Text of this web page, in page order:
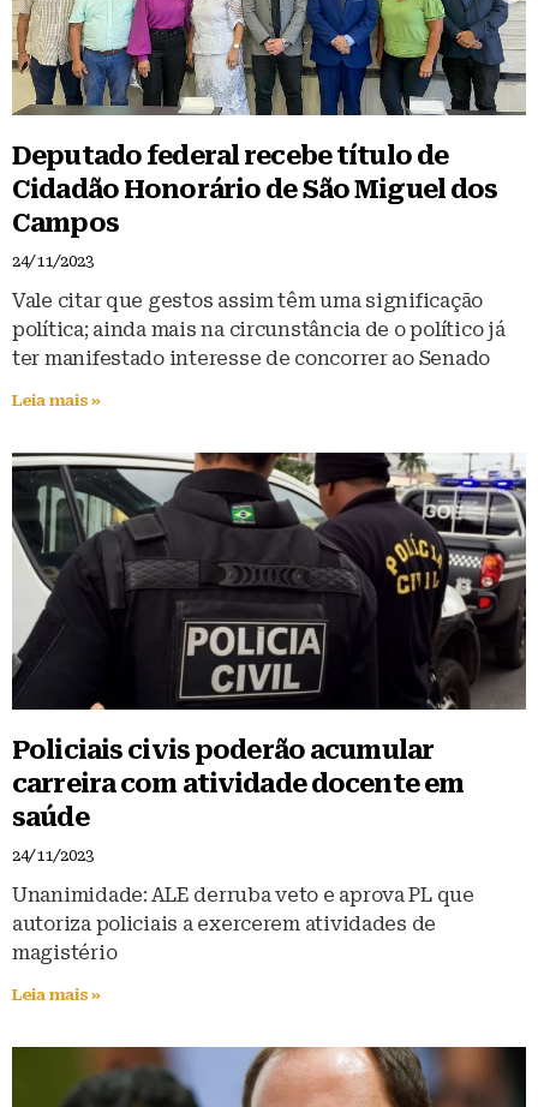
Deputado federal recebe título de
Cidadão Honorário de São Miguel dos
Campos
24/11/2023
Vale citar que gestos assim têm uma significação
política; ainda mais na circunstância de o político já
ter manifestado interesse de concorrer ao Senado
Leia mais »
Policiais civis poderão acumular
carreira com atividade docente em
saúde
24/11/2023
Unanimidade: ALE derruba veto e aprova PL que
autoriza policiais a exercerem atividades de
magistério
Leia mais »